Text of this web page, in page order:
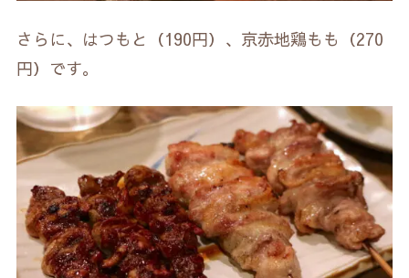
さらに、はつもと（190円）、京赤地鶏もも（270
円）です。